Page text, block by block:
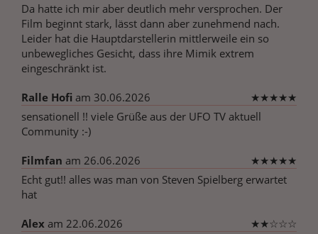
Da hatte ich mir aber deutlich mehr versprochen. Der
Film beginnt stark, lässt dann aber zunehmend nach.
Leider hat die Hauptdarstellerin mittlerweile ein so
unbewegliches Gesicht, dass ihre Mimik extrem
eingeschränkt ist.
Ralle Hofi am 30.06.2026 ★★★★★
sensationell !! viele Grüße aus der UFO TV aktuell
Community :-)
Filmfan am 26.06.2026 ★★★★★
Echt gut!! alles was man von Steven Spielberg erwartet
hat
Alex am 22.06.2026 ★★☆☆☆